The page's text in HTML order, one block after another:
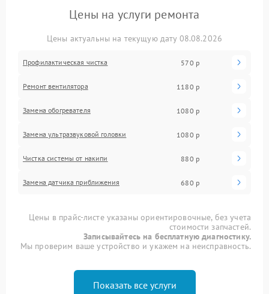
Цены на услуги ремонта
Цены актуальны на текущую дату 08.08.2026
Профилактическая чистка 570 р
Ремонт вентилятора 1180 р
Замена обогревателя 1080 р
Замена ультразвуковой головки 1080 р
Чистка системы от накипи 880 р
Замена датчика приближения 680 р
Цены в прайс-листе указаны ориентировочные, без учета
стоимости запчастей.
Записывайтесь на бесплатную диагностику.
Мы проверим ваше устройство и укажем на неисправность.
Показать все услуги